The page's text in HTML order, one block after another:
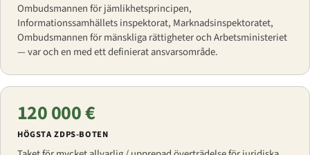
Ombudsmannen för jämlikhetsprincipen,
Informationssamhällets inspektorat, Marknadsinspektoratet,
Ombudsmannen för mänskliga rättigheter och Arbetsministeriet
— var och en med ett definierat ansvarsområde.
120 000 €
HÖGSTA ZDPS-BOTEN